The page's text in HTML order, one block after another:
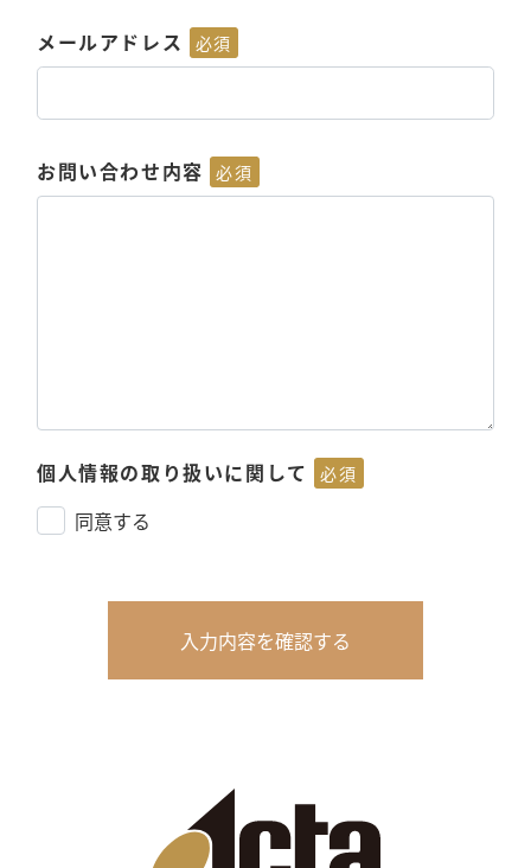
メールアドレス 必須
お問い合わせ内容 必須
個人情報の取り扱いに関して 必須
同意する
入力内容を確認する